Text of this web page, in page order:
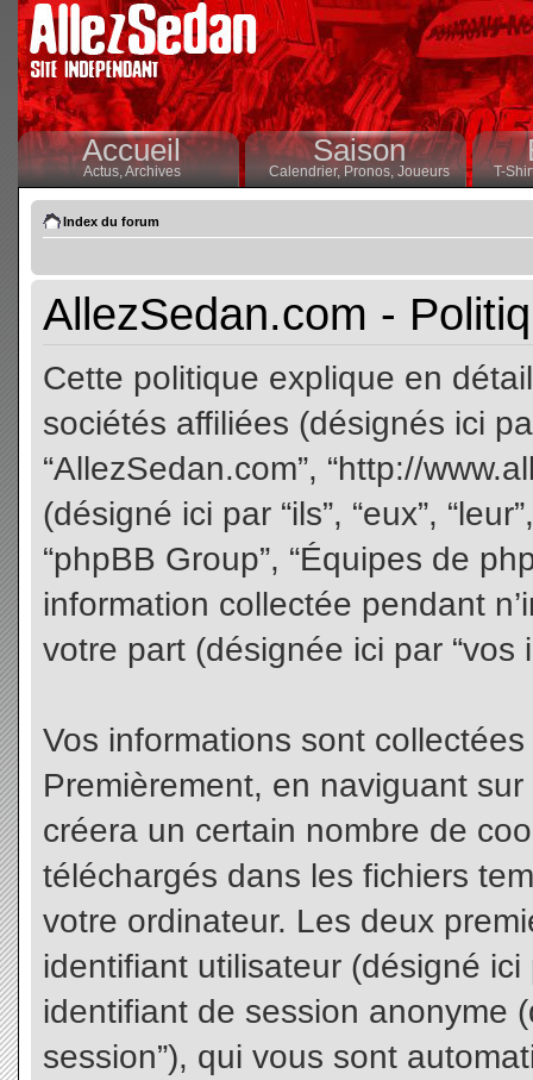
Accueil
Actus,Archives
Saison
Calendrier,Pronos, Joueurs T-
Index du forum
AllezSedan.com -
Cette politique explique en
sociétés affiliées (désignés ici
“AllezSedan.com”, “http://
(désigné ici par “ils”, “eux”,
“phpBB Group”, “Équipes de
information collectée pendant
votre part (désignée ici par “vos
Vos informations sont
Premièrement, en naviguant
créera un certain nombre de
téléchargés dans les fichiers
votre ordinateur. Les deux
identifiant utilisateur (désigné ici
identifiant de session anonyme
session”), qui vous sont